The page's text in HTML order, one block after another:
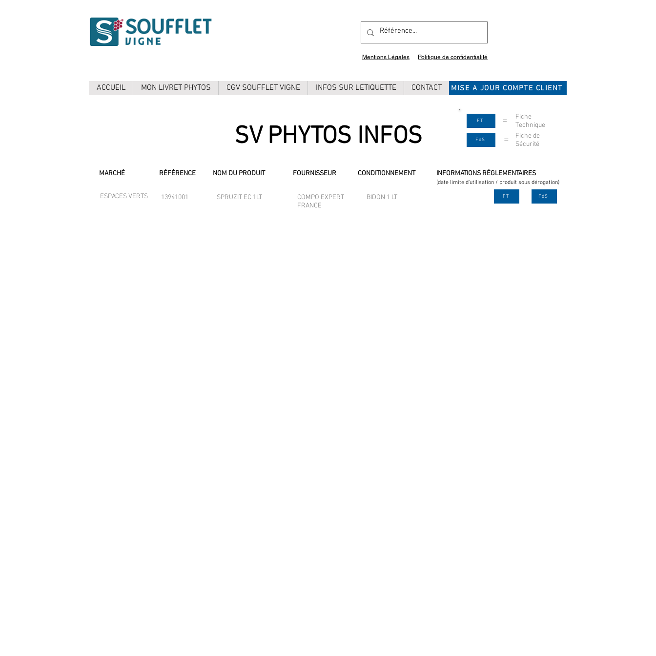
Mentions Légales Politique de confidentialité
ACCUEIL MON LIVRET PHYTOS CGV SOUFFLET VIGNE INFOS SUR L'ETIQUETTE CONTACT MISE A JOUR COMPTE CLIENT
SV PHYTOS INFOS
FT =
Fiche
Technique
FdS =
Fiche de
Sécurité
MARCHÉ RÉFÉRENCE NOM DU PRODUIT FOURNISSEUR CONDITIONNEMENT INFORMATIONS RÉGLEMENTAIRES
(date limite d'utilisation / produit sous dérogation)
ESPACES VERTS 13941001 SPRUZIT EC 1LT
COMPO EXPERT
FRANCE
BIDON 1 LT FT FdS